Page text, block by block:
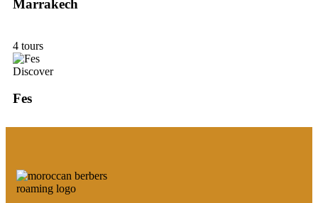
Marrakech
4 tours
Discover
Fes